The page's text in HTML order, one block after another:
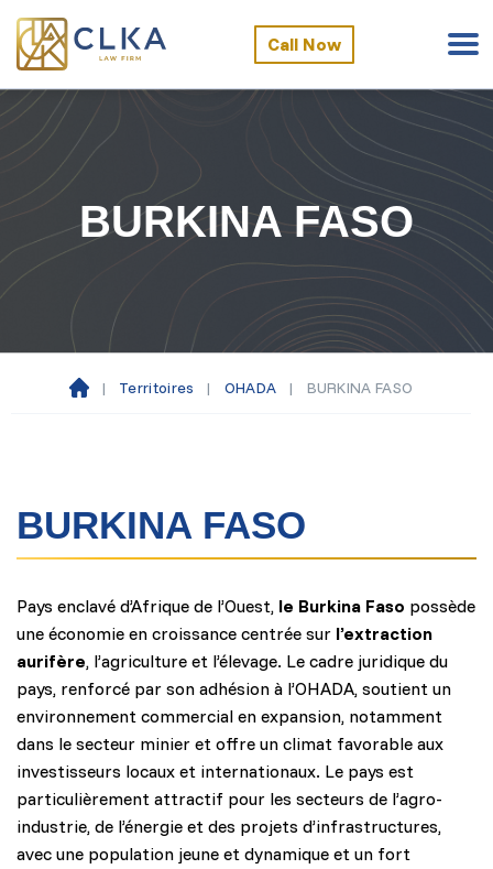
Call Now
BURKINA FASO
Ac
| Territoires | OHADA | BURKINA FASO
BURKINA FASO
Pays enclavé d’Afrique de l’Ouest, le Burkina Faso possède
une économie en croissance centrée sur l’extraction
aurifère, l’agriculture et l’élevage. Le cadre juridique du
pays, renforcé par son adhésion à l’OHADA, soutient un
environnement commercial en expansion, notamment
dans le secteur minier et offre un climat favorable aux
investisseurs locaux et internationaux. Le pays est
particulièrement attractif pour les secteurs de l’agro-
industrie, de l’énergie et des projets d’infrastructures,
avec une population jeune et dynamique et un fort